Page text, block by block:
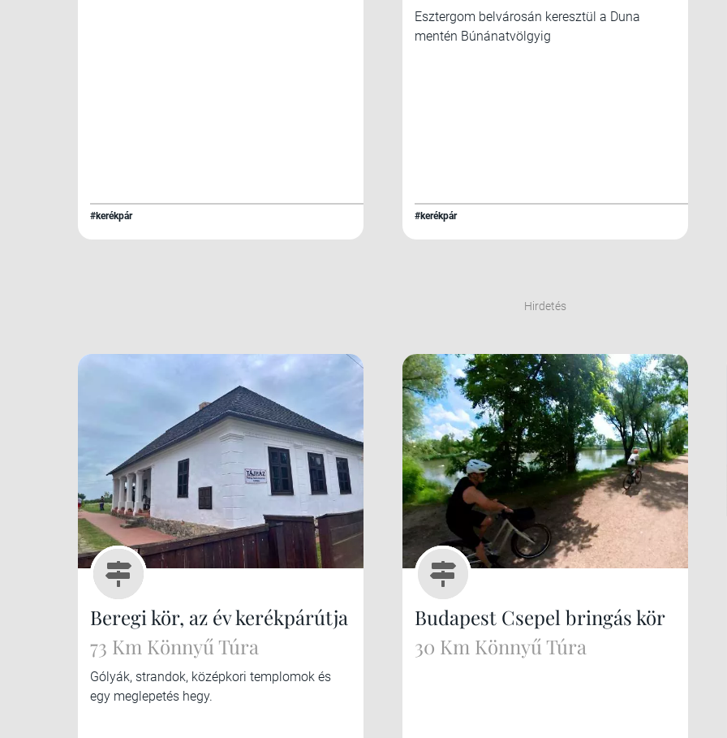
#kerékpár
Esztergom belvárosán keresztül a Duna
mentén Búnánatvölgyig
#kerékpár
Hirdetés
Beregi kör, az év kerékpárútja
73 Km Könnyű Túra
Gólyák, strandok, középkori templomok és
egy meglepetés hegy.
Budapest Csepel bringás kör
30 Km Könnyű Túra